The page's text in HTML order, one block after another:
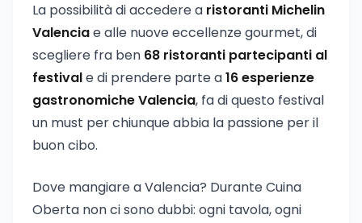
La possibilità di accedere a ristoranti Michelin
Valenciae alle nuove eccellenze gourmet, di
scegliere fra ben 68 ristoranti partecipanti al
festivale di prendere parte a16 esperienze
gastronomiche Valencia, fa di questo festival
un must per chiunque abbia la passione per il
buon cibo.
Dove mangiare a Valencia? Durante Cuina
Oberta non ci sono dubbi: ogni tavola, ogni